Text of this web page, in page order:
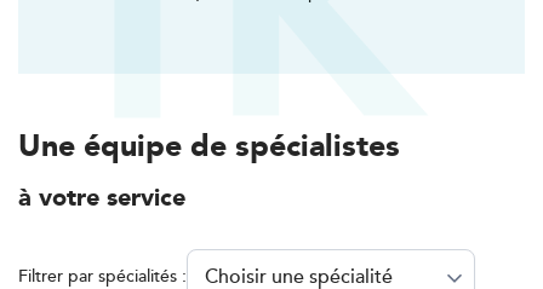
Une équipe de spécialistes
à votre service
Filtrer par spécialités :
PRENDRE RDV
PRENDRE RDV